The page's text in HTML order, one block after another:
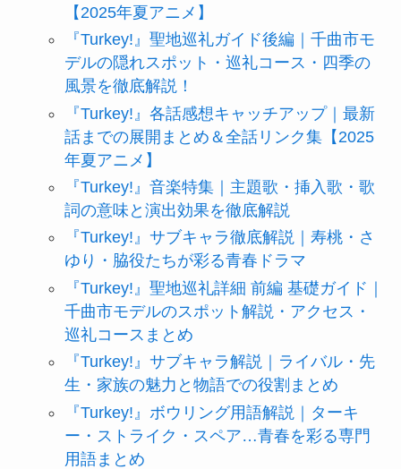
【2025年夏アニメ】
『Turkey!』聖地巡礼ガイド後編｜千曲市モ
デルの隠れスポット・巡礼コース・四季の
風景を徹底解説！
『Turkey!』各話感想キャッチアップ｜最新
話までの展開まとめ＆全話リンク集【2025
年夏アニメ】
『Turkey!』音楽特集｜主題歌・挿入歌・歌
詞の意味と演出効果を徹底解説
『Turkey!』サブキャラ徹底解説｜寿桃・さ
ゆり・脇役たちが彩る青春ドラマ
『Turkey!』聖地巡礼詳細 前編 基礎ガイド｜
千曲市モデルのスポット解説・アクセス・
巡礼コースまとめ
『Turkey!』サブキャラ解説｜ライバル・先
生・家族の魅力と物語での役割まとめ
『Turkey!』ボウリング用語解説｜ターキ
ー・ストライク・スペア…青春を彩る専門
用語まとめ